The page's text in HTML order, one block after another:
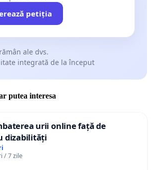
petiția
ale dvs.
integrată de la început
putea interesa
urii online față de
dizabilități
/ 7 zile